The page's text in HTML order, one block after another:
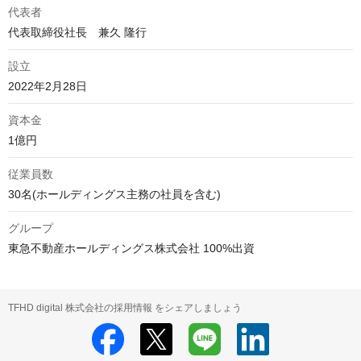
代表者
代表取締役社長　兼久 隆行
設立
2022年2月28日
資本金
1億円
従業員数
30名(ホールディングス主務の社員を含む)
グループ
東急不動産ホールディングス株式会社 100%出資
TFHD digital 株式会社の採用情報 をシェアしましょう